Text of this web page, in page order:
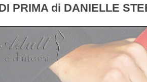
PRIMA di DANIELLE